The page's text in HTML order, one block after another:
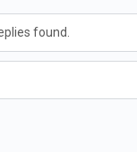
found.